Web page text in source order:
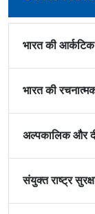
भारत की
भारत की
अल्पकालिक और
संयुक्त राष्ट्र